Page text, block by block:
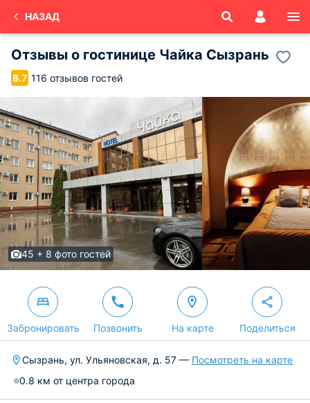
НАЗАД
Отзывы о гостинице Чайка Сызрань
8.7 116 отзывов гостей
45 + 8 фото гостей
Забронировать Позвонить На карте Поделиться
Сызрань, ул. Ульяновская, д. 57 — Посмотреть на карте
0.8 км от центра города